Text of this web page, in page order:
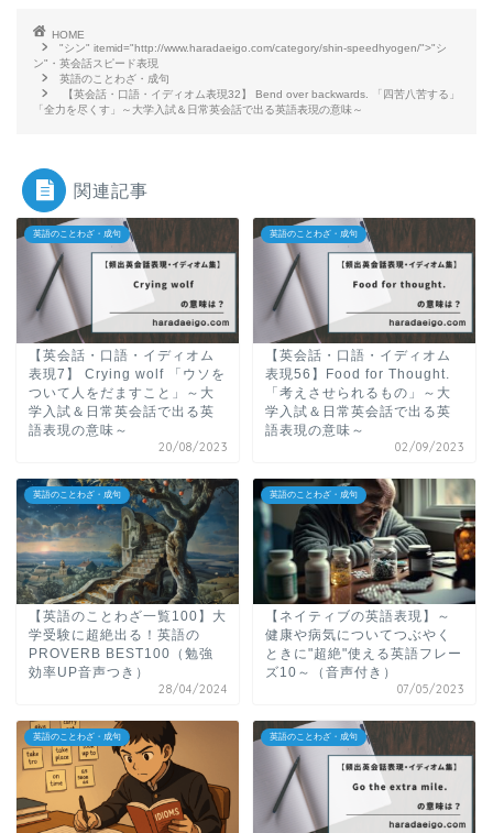
HOME
"シン" itemid="http://www.haradaeigo.com/category/shin-speedhyogen/">"シ
ン"・英会話スピード表現
英語のことわざ・成句
【英会話・口語・イディオム表現32】 Bend over backwards. 「四苦八苦する」
「全力を尽くす」～大学入試＆日常英会話で出る英語表現の意味～
関連記事
英語のことわざ・成句
【英会話・口語・イディオム
表現7】 Crying wolf 「ウソを
ついて人をだますこと」～大
学入試＆日常英会話で出る英
語表現の意味～
20/08/2023
英語のことわざ・成句
【英会話・口語・イディオム
表現56】Food for Thought.
「考えさせられるもの」～大
学入試＆日常英会話で出る英
語表現の意味～
02/09/2023
英語のことわざ・成句
【英語のことわざ一覧100】大
学受験に超絶出る！英語の
PROVERB BEST100（勉強
効率UP音声つき）
28/04/2024
英語のことわざ・成句
【ネイティブの英語表現】～
健康や病気についてつぶやく
ときに"超絶"使える英語フレー
ズ10～（音声付き）
07/05/2023
英語のことわざ・成句 英語のことわざ・成句